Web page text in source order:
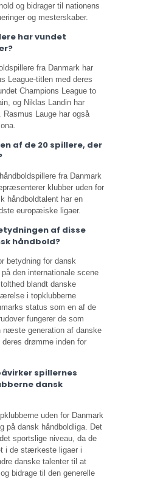
og bidrager til nationens
og mesterskaber.
har vundet
fra Danmark har
League-titlen med deres
Champions League to
og Niklas Landin har
Lauge har også
af de 20 spillere, der
fra Danmark
klubber uden for
håndboldtalent har en
europæiske ligaer.
af disse
håndbold?
betydning for dansk
den internationale scene
blandt danske
i topklubberne
status som en af de
fungerer de som
næste generation af danske
drømme inden for
spillernes
dansk
uden for Danmark
på dansk håndboldliga. Det
sportslige niveau, da de
i de stærkeste ligaer i
danske talenter til at
bidrage til den generelle